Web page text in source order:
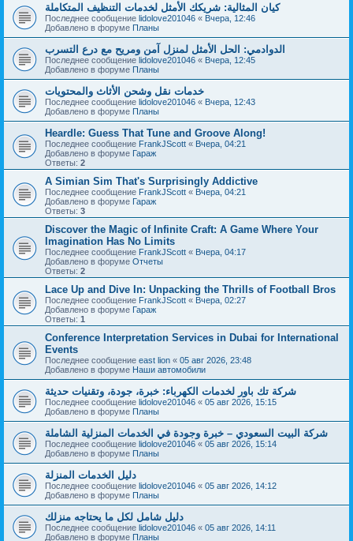
كيان المثالية: شريكك الأمثل لخدمات التنظيف المتكاملة
Последнее сообщение lidolove201046 « Вчера, 12:46
Добавлено в форуме Планы
الدوادمي: الحل الأمثل لمنزل آمن ومريح مع درع التسرب
Последнее сообщение lidolove201046 « Вчера, 12:45
Добавлено в форуме Планы
خدمات نقل وشحن الأثاث والمحتويات
Последнее сообщение lidolove201046 « Вчера, 12:43
Добавлено в форуме Планы
Heardle: Guess That Tune and Groove Along!
Последнее сообщение FrankJScott « Вчера, 04:21
Добавлено в форуме Гараж
Ответы: 2
A Simian Sim That's Surprisingly Addictive
Последнее сообщение FrankJScott « Вчера, 04:21
Добавлено в форуме Гараж
Ответы: 3
Discover the Magic of Infinite Craft: A Game Where Your
Imagination Has No Limits
Последнее сообщение FrankJScott « Вчера, 04:17
Добавлено в форуме Отчеты
Ответы: 2
Lace Up and Dive In: Unpacking the Thrills of Football Bros
Последнее сообщение FrankJScott « Вчера, 02:27
Добавлено в форуме Гараж
Ответы: 1
Conference Interpretation Services in Dubai for International
Events
Последнее сообщение east lion « 05 авг 2026, 23:48
Добавлено в форуме Наши автомобили
شركة تك باور لخدمات الكهرباء: خبرة، جودة، وتقنيات حديثة
Последнее сообщение lidolove201046 « 05 авг 2026, 15:15
Добавлено в форуме Планы
شركة البيت السعودي – خبرة وجودة في الخدمات المنزلية الشاملة
Последнее сообщение lidolove201046 « 05 авг 2026, 15:14
Добавлено в форуме Планы
دليل الخدمات المنزلة
Последнее сообщение lidolove201046 « 05 авг 2026, 14:12
Добавлено в форуме Планы
دليل شامل لكل ما يحتاجه منزلك
Последнее сообщение lidolove201046 « 05 авг 2026, 14:11
Добавлено в форуме Планы